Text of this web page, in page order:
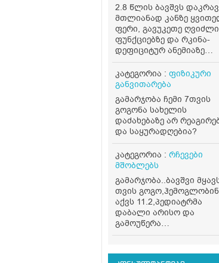
2.8 წლის ბავშვს
მთლიანად კანზე
ფერი, გავუკეთე
ფუნქციებზე და რკინა-
დეფიციტურ ანემიაზე
ანალიზი, ნორმის
ფარგლებშია. თვეებიდან
ვაჭმევ გოგრას+ბატატის
ერთი ან ორი დღე,
ცოცხლად მიირთმევს
სტაფილოს დღეში ერთ
პატარას, ნუ სეზონზე
მანდარინსაც საკმაოდ
ბევრს მიირთმევდა.
შესაძლოა ამ
ყველაფრისგან იყოს
გამოწვეული? თუ სხვა
ანალიზი გავუკეთო
ბავშვი აქტიურია
განვითარებულია
კატეგორია : ფიზიკური
განვითარება
გამარჯობა ჩემი 7თვის
გოგონა სახელის
დაძახებაზე არ
და საყურადღებია?
კატეგორია : რჩევები
მშობლებს
გამარჯობა..ბავშვი
თვის
აქვს 11.2,პედიატრმა
დაბალი არისო და
გამოუწერა
ფერმულეკი,ასევე
თვე ვასვი და გავუმეორე